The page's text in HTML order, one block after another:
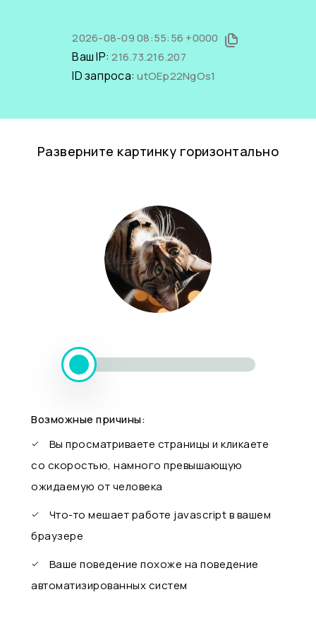
2026-08-09 08:55:56 +0000
Ваш IP:216.73.216.207
ID запроса:utOEp22NgOs1
Разверните картинку горизонтально
Возможные причины:
Вы просматриваете страницы и кликаете
со скоростью, намного превышающую
ожидаемую от человека
Что-то мешает работе javascript в вашем
браузере
Ваше поведение похоже на поведение
автоматизированных систем